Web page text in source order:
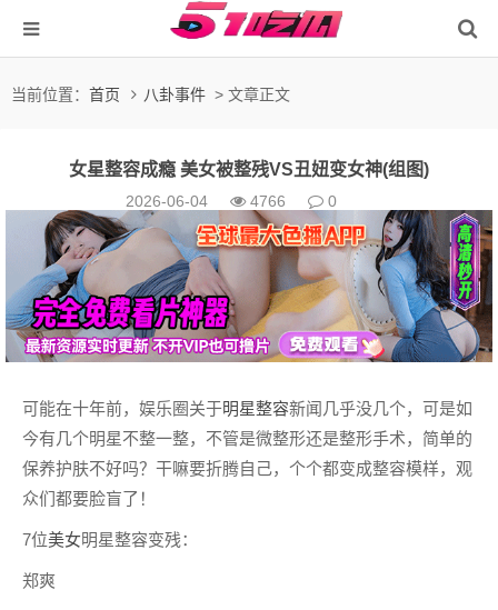
当前位置： 首页 八卦事件 > 文章正文
女星整容成瘾 美女被整残VS丑妞变女神(组图)
2026-06-04 4766 0
可能在十年前，娱乐圈关于明星整容新闻几乎没几个，可是如
今有几个明星不整一整，不管是微整形还是整形手术，简单的
保养护肤不好吗？干嘛要折腾自己，个个都变成整容模样，观
众们都要脸盲了！
7位美女明星整容变残：
郑爽